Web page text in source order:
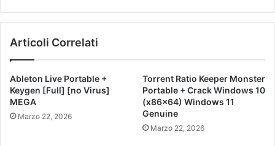
Articoli Correlati
Ableton Live Portable +
Keygen [Full] [no Virus]
MEGA
Marzo 22, 2026
Torrent Ratio Keeper Monster
Portable + Crack Windows 10
(x86x64) Windows 11
Genuine
Marzo 22, 2026